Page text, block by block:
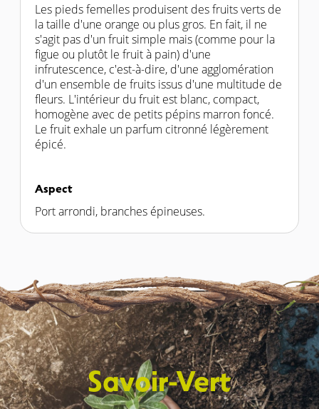
Les pieds femelles produisent des fruits verts de
la taille d'une orange ou plus gros. En fait, il ne
s'agit pas d'un fruit simple mais (comme pour la
figue ou plutôt le fruit à pain) d'une
infrutescence, c'est-à-dire, d'une agglomération
d'un ensemble de fruits issus d'une multitude de
fleurs. L'intérieur du fruit est blanc, compact,
homogène avec de petits pépins marron foncé.
Le fruit exhale un parfum citronné légèrement
épicé.
Aspect
Port arrondi, branches épineuses.
Savoir-Vert